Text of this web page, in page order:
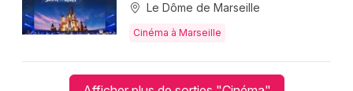
Le Dôme de Marseille
Cinéma à Marseille